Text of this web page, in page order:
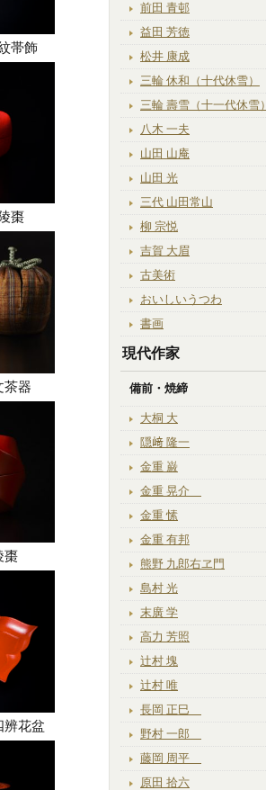
帯飾
棗
茶器
棗
辨花盆
前田 青邨
益田 芳徳
松井 康成
三輪 休和（十代休雪）
三輪 壽雪（十一代休雪）
八木 一夫
山田 山庵
山田 光
三代 山田常山
柳 宗悦
吉賀 大眉
古美術
おいしいうつわ
書画
現代作家
備前・焼締
大桐 大
隠﨑 隆一
金重 巌
金重 晃介
金重 愫
金重 有邦
熊野 九郎右ヱ門
島村 光
末廣 学
高力 芳照
辻村 塊
辻村 唯
長岡 正巳
野村 一郎
藤岡 周平
原田 拾六